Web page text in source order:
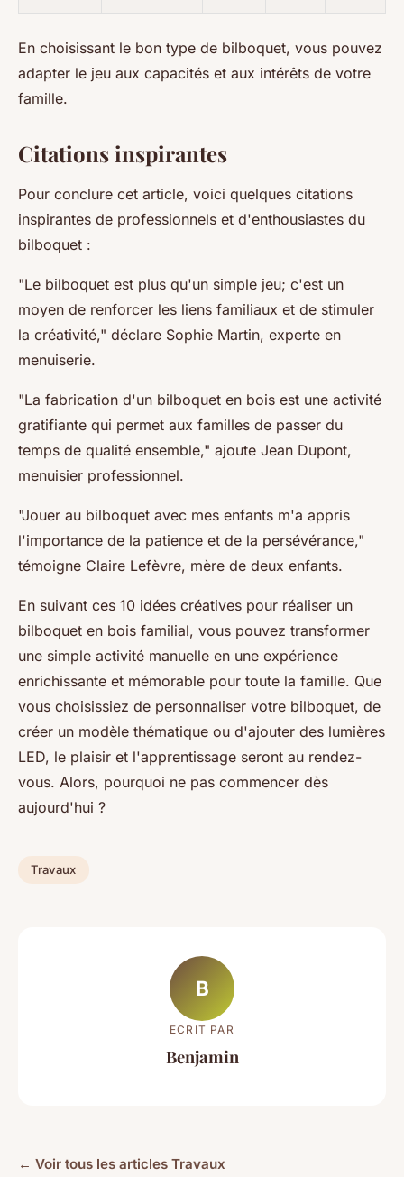
En choisissant le bon type de bilboquet, vous pouvez
adapter le jeu aux capacités et aux intérêts de votre
famille.
Citations inspirantes
Pour conclure cet article, voici quelques citations
inspirantes de professionnels et d'enthousiastes du
bilboquet :
"Le bilboquet est plus qu'un simple jeu; c'est un
moyen de renforcer les liens familiaux et de stimuler
la créativité," déclare Sophie Martin, experte en
menuiserie.
"La fabrication d'un bilboquet en bois est une activité
gratifiante qui permet aux familles de passer du
temps de qualité ensemble," ajoute Jean Dupont,
menuisier professionnel.
"Jouer au bilboquet avec mes enfants m'a appris
l'importance de la patience et de la persévérance,"
témoigne Claire Lefèvre, mère de deux enfants.
En suivant ces 10 idées créatives pour réaliser un
bilboquet en bois familial, vous pouvez transformer
une simple activité manuelle en une expérience
enrichissante et mémorable pour toute la famille. Que
vous choisissiez de personnaliser votre bilboquet, de
créer un modèle thématique ou d'ajouter des lumières
LED, le plaisir et l'apprentissage seront au rendez-
vous. Alors, pourquoi ne pas commencer dès
aujourd'hui ?
Travaux
B
ECRIT PAR
Benjamin
← Voir tous les articles Travaux